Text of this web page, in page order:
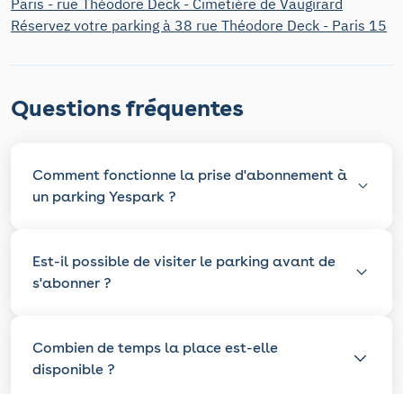
Réservez votre parking à 38 rue Théodore Deck - Paris 15
Questions fréquentes
Comment fonctionne la prise d'abonnement à
un parking Yespark ?
Est-il possible de visiter le parking avant de
s'abonner ?
Combien de temps la place est-elle
disponible ?